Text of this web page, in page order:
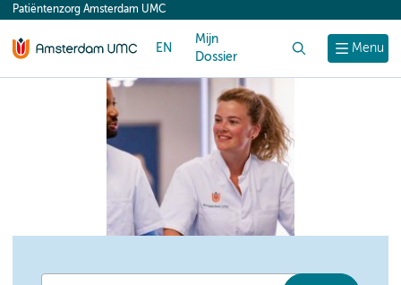
content
Menu
Patiëntenzorg Amsterdam UMC
EN
Mijn
Dossier